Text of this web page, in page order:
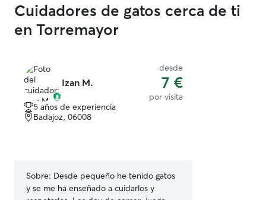
Cuidadores de gatos cerca de ti
en Torremayor
Izan M.
desde
7 €
por visita
5 años de experiencia
Badajoz, 06008
Sobre: Desde pequeño he tenido gatos
y se me ha enseñado a cuidarlos y